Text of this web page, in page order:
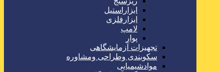
ابزاراستیل
ابزارفلزی
لامپ
پوار
تجهیزات آزمایشگاهی
سکوبندی وطراحی ومشاوره
موادشیمیایی